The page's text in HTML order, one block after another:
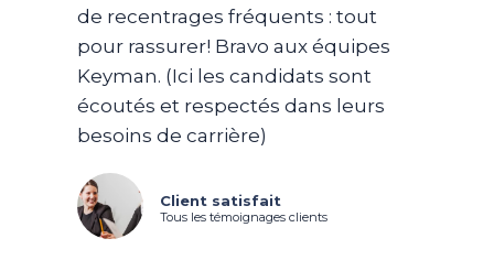
de recentrages fréquents : tout
pour rassurer! Bravo aux équipes
Keyman. (Ici les candidats sont
écoutés et respectés dans leurs
besoins de carrière)
Client satisfait
Tous les témoignages clients